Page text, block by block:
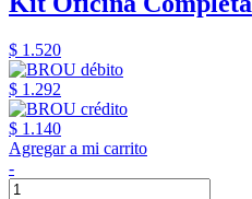
$ 1.520
$ 1.292
$ 1.140
Agregar a mi carrito
-